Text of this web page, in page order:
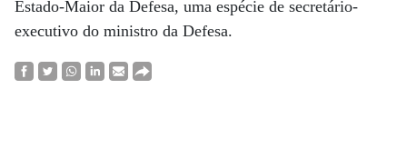
Estado-Maior da Defesa, uma espécie de secretário-
executivo do ministro da Defesa.